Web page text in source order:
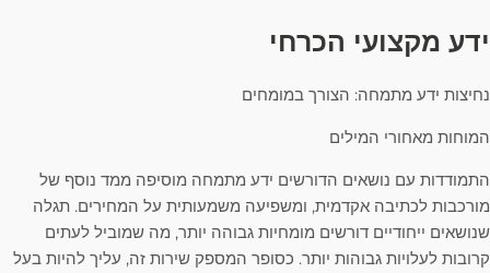
ידע מקצועי הכרחי
נחיצות ידע מתמחה: הצורך במומחים
המוחות מאחורי המילים
התמודדות עם נושאים הדורשים ידע מתמחה מוסיפה ממד נוסף של
מורכבות לכתיבה אקדמית, ומשפיעה משמעותית על המחירים. תגלה
שנושאים ייחודיים דורשים מומחיות גבוהה יותר, מה שמוביל לעתים
קרובות לעלויות גבוהות יותר. כסופר המספק שירות זה, עליך להיות בעל